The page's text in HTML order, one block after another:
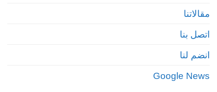
مقالاتنا
اتصل بنا
انضم لنا
Google News